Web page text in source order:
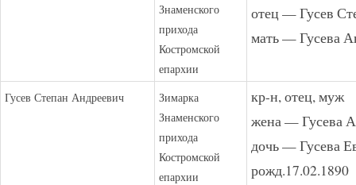
Знаменского
прихода
Костромской
епархии
отец — Гусев
мать — Гусева
Гусев Степан Андреевич
Зимарка
Знаменского
прихода
Костромской
епархии
кр-н, отец, муж
жена — Гусева
дочь — Гусева
рожд.17.02.1890